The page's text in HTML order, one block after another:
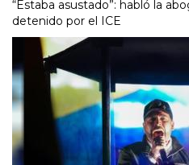
“Estaba asustado”: habló la
detenido por el ICE